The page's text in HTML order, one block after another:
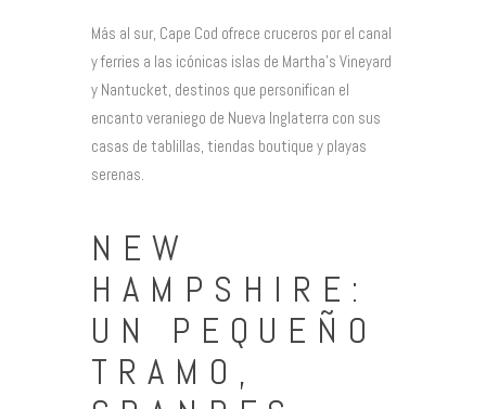
Más al sur, Cape Cod ofrece cruceros por el canal
y ferries a las icónicas islas de Martha’s Vineyard
y Nantucket, destinos que personifican el
encanto veraniego de Nueva Inglaterra con sus
casas de tablillas, tiendas boutique y playas
serenas.
NEW
HAMPSHIRE:
UN PEQUEÑO
TRAMO,